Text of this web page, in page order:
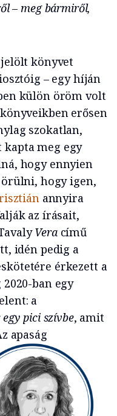
– meg bármiről,
könyvet
– egy híján
külön öröm volt
erősen
szokatlan,
kapta meg egy
hogy ennyien
hogy igen,
annyira
az írásait,
Veracímű
idén pedig a
érkezett a
ban egy
a
pici szívbe, amit
apaság